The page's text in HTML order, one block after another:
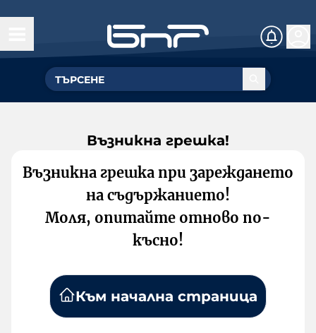
Възникна грешка!
Възникна грешка при зареждането
на съдържанието!
Моля, опитайте отново по-
късно!
Към начална страница